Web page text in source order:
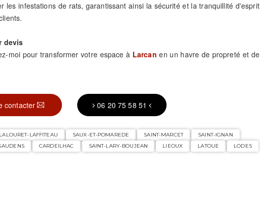
les infestations de rats, garantissant ainsi la sécurité et la tranquillité d'esprit
devis
moi pour transformer votre espace à Larcan en un havre de propreté et de
contacter 06 20 75 58 51
LALOURET-LAFFITEAU SAUX-ET-POMAREDE SAINT-MARCET
SAINT-IGNAN
CARDEILHAC SAINT-LARY-BOUJEAN LIEOUX LATOUE LODES